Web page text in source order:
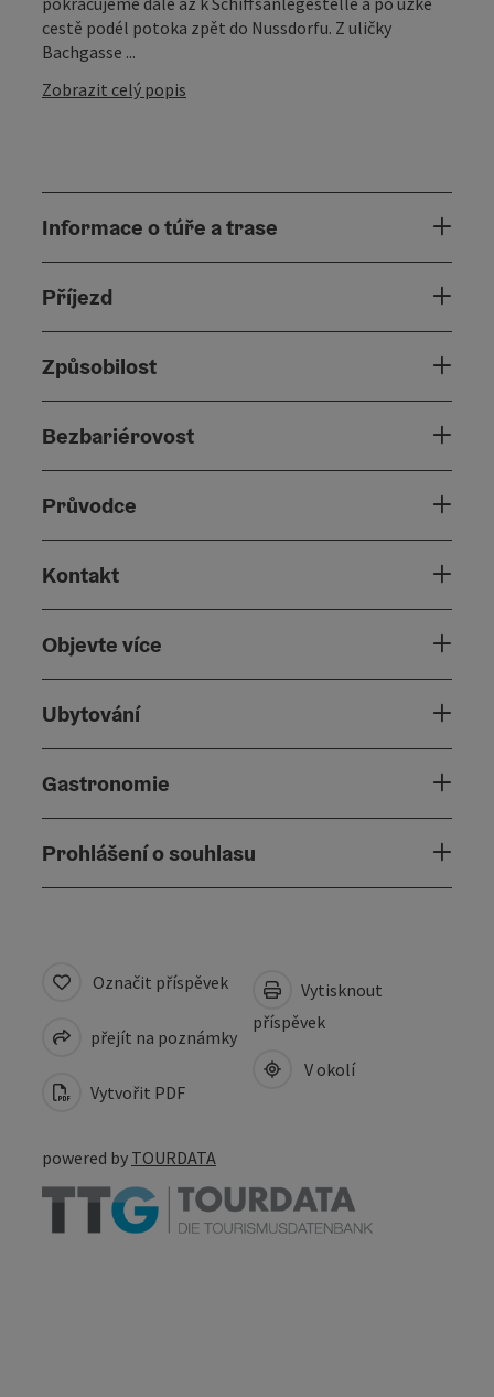
cestě podél potoka zpět do Nussdorfu. Z uličky
Bachgasse ...
Zobrazit celý popis
Informace o túře a trase
Příjezd
Způsobilost
Bezbariérovost
Průvodce
Kontakt
Objevte více
Ubytování
Gastronomie
Prohlášení o souhlasu
Označit příspěvek
přejít na poznámky
Vytvořit PDF
Vytisknout
příspěvek
V okolí
powered by TOURDATA